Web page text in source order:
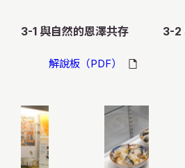
account
3-1 與自然的恩澤共存
解說板（PDF）
3-2